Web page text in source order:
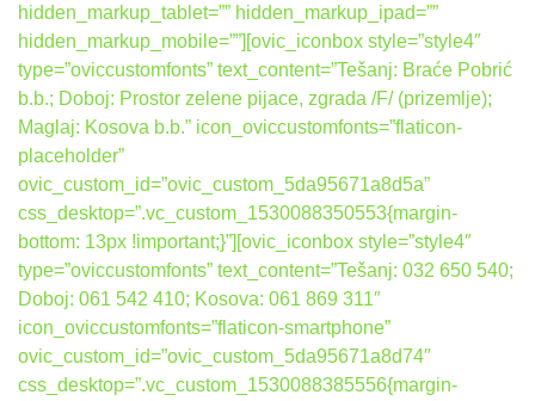
hidden_markup_tablet=”” hidden_markup_ipad=””
hidden_markup_mobile=””][ovic_iconbox style=”style4″
type=”oviccustomfonts” text_content=”Tešanj: Braće Pobrić
b.b.; Doboj: Prostor zelene pijace, zgrada /F/ (prizemlje);
Maglaj: Kosova b.b.” icon_oviccustomfonts=”flaticon-
placeholder”
ovic_custom_id=”ovic_custom_5da95671a8d5a”
css_desktop=”.vc_custom_1530088350553{margin-
bottom: 13px !important;}”][ovic_iconbox style=”style4″
type=”oviccustomfonts” text_content=”Tešanj: 032 650 540;
Doboj: 061 542 410; Kosova: 061 869 311″
icon_oviccustomfonts=”flaticon-smartphone”
ovic_custom_id=”ovic_custom_5da95671a8d74″
css_desktop=”.vc_custom_1530088385556{margin-